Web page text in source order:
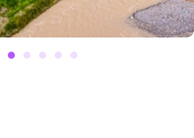
de Aucallama